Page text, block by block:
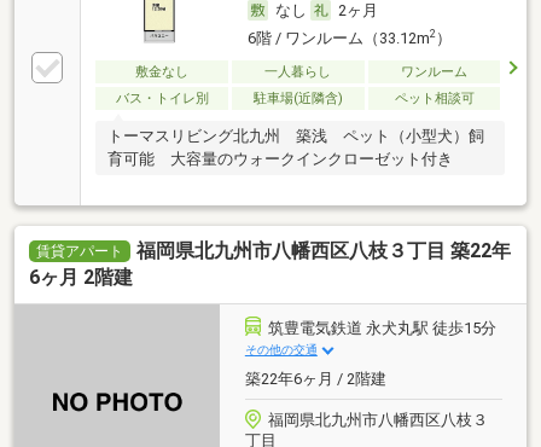
なし
2ヶ月
6階 / ワンルーム（33.12m2）
敷金なし 一人暮らし
ワンルーム
バス・トイレ別
駐車場(近隣含) ペット相談可
トーマスリビング北九州 築浅 ペット（小型犬）飼
育可能 大容量のウォークインクローゼット付き
賃貸アパート
福岡県北九州市八幡西区八枝３丁目 築22年
6ヶ月 2階建
筑豊電気鉄道 永犬丸駅 徒歩15分
その他の交通
築22年6ヶ月 / 2階建
福岡県北九州市八幡西区八枝３
丁目